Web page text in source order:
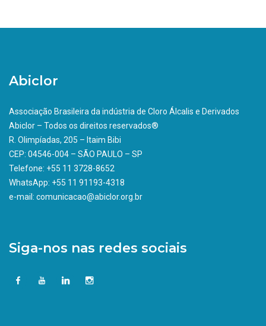
Abiclor
Associação Brasileira da indústria de Cloro Álcalis e Derivados
Abiclor – Todos os direitos reservados®
R. Olimpíadas, 205 – Itaim Bibi
CEP: 04546-004 – SÃO PAULO – SP
Telefone: +55 11 3728-8652
WhatsApp: +55 11 91193-4318
e-mail: comunicacao@abiclor.org.br
Siga-nos nas redes sociais